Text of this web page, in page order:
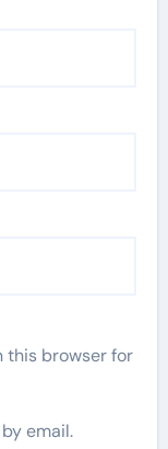
this browser for
email.